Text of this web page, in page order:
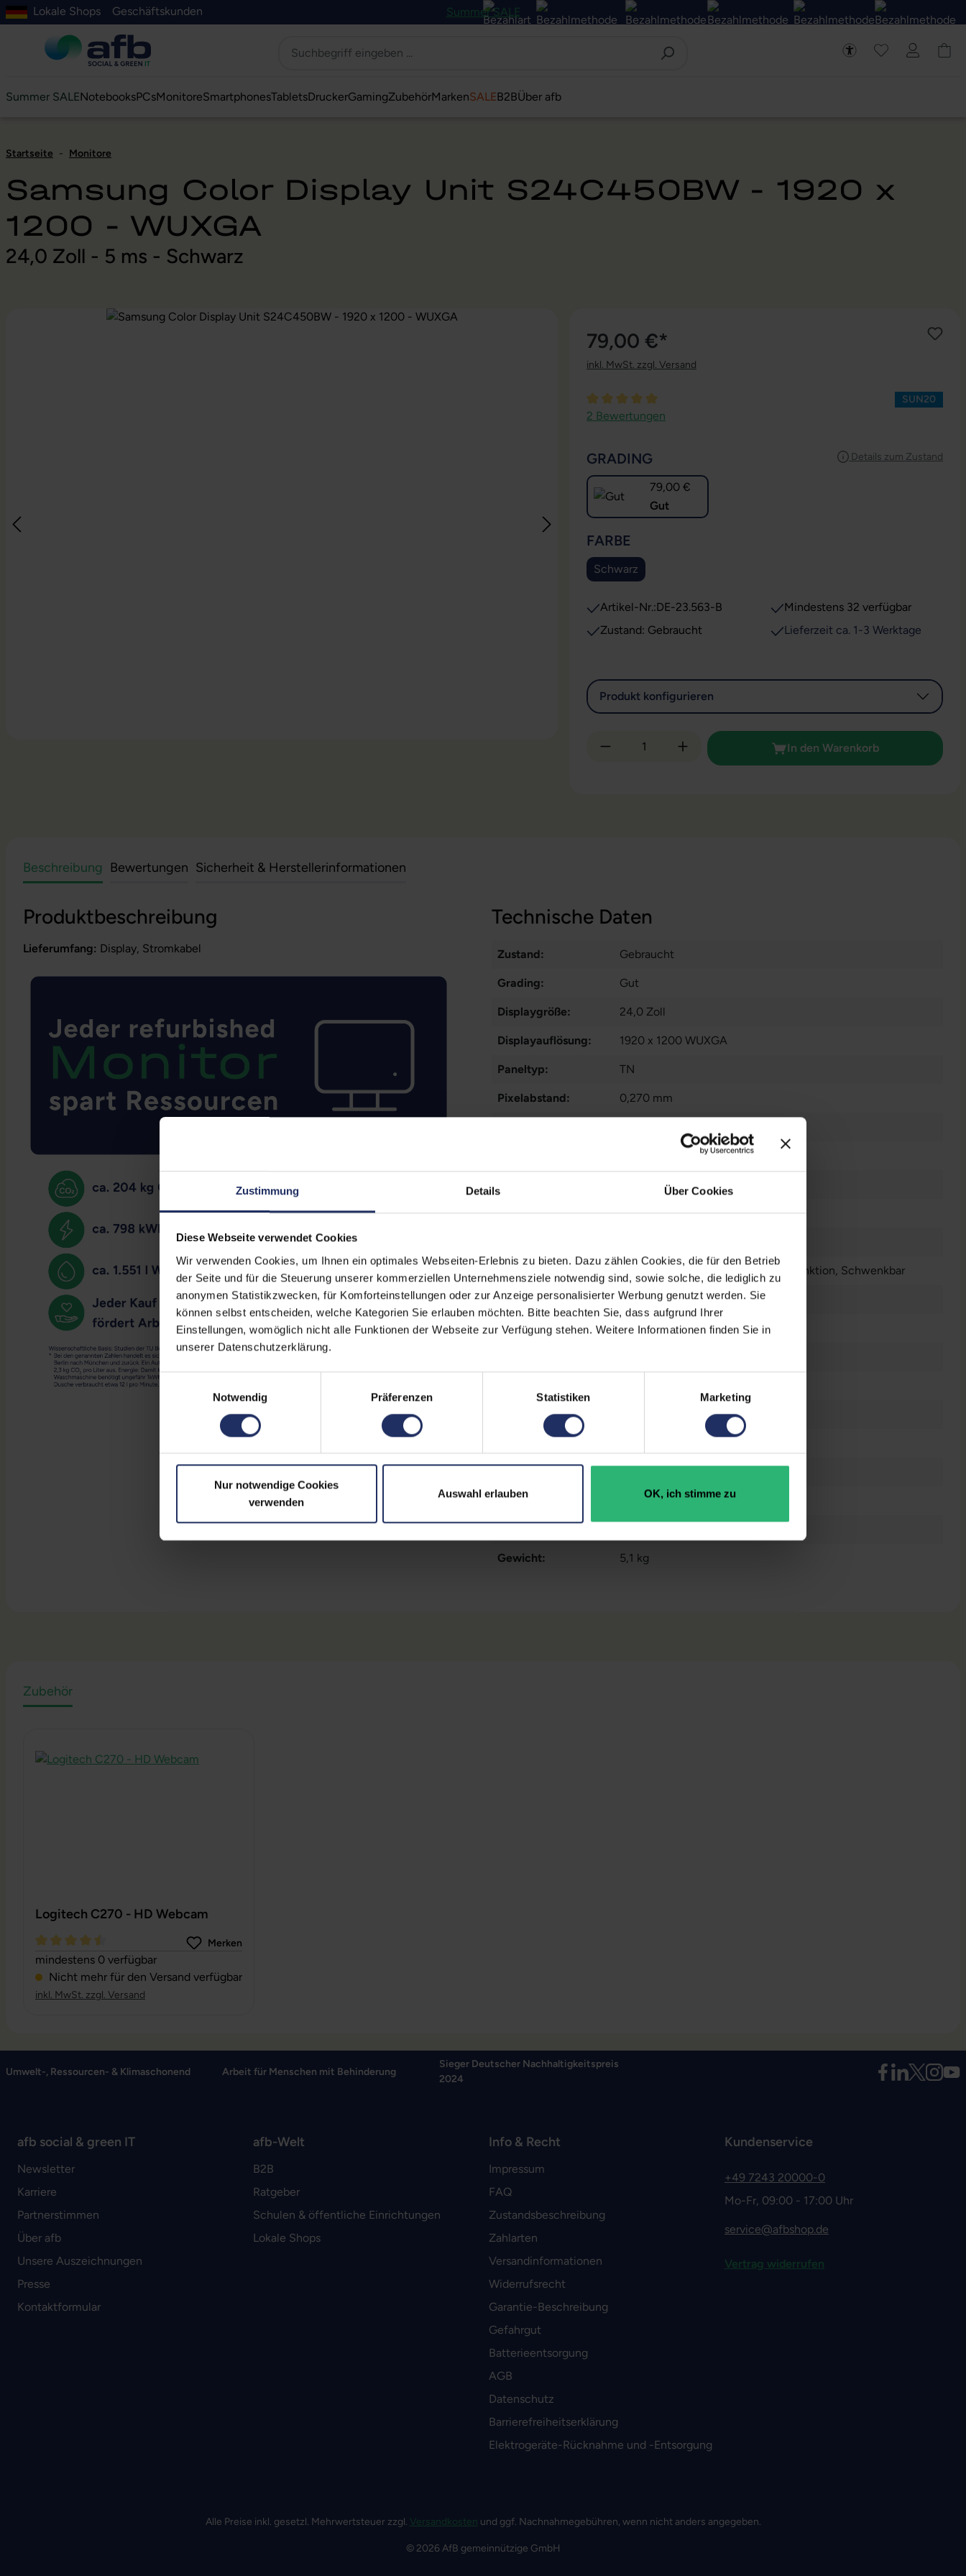
Zustimmung Details Über Cookies
Diese Webseite verwendet Cookies
Wir verwenden Cookies, um Ihnen ein optimales Webseiten-Erlebnis zu bieten. Dazu zählen Cookies, die für den Betrieb
der Seite und für die Steuerung unserer kommerziellen Unternehmensziele notwendig sind, sowie solche, die lediglich zu
anonymen Statistikzwecken, für Komforteinstellungen oder zur Anzeige personalisierter Werbung genutzt werden. Sie
können selbst entscheiden, welche Kategorien Sie erlauben möchten. Bitte beachten Sie, dass aufgrund Ihrer
Einstellungen, womöglich nicht alle Funktionen der Webseite zur Verfügung stehen. Weitere Informationen finden Sie in
unserer Datenschutzerklärung.
Notwendig
Präferenzen Statistiken Marketing
Nur notwendige Cookies
verwenden
Auswahl erlauben OK, ich stimme zu
springen
Suche springen
Zur Hauptnavigation springen
Zur Navigation der B2B-Plattform springen
Lokale Shops Geschäftskunden Summer SALE
Summer SALENotebooksPCsMonitoreSmartphonesTabletsDruckerGamingZubehörMarkenSALEB2BÜber afb
Startseite - Monitore
Samsung Color Display Unit S24C450BW - 1920 x
1200 - WUXGA
24,0 Zoll - 5 ms - Schwarz
Bildergalerie überspringen
79,00 €*
inkl. MwSt. zzgl. Versand
Durchschnittliche Bewertung von 5 von 5 Sternen
2 Bewertungen
SUN20
Details zum Zustand
GRADING
79,00 €
Gut
FARBE
Schwarz
Artikel-Nr.:DE-23.563-B
Zustand: Gebraucht
Mindestens 32 verfügbar
Lieferzeit ca. 1-3 Werktage
Produkt konfigurieren
Produkt Anzahl: Gib den gewünschten Wert ein
In den Warenkorb
Beschreibung Bewertungen Sicherheit & Herstellerinformationen
Produktbeschreibung
Lieferumfang: Display, Stromkabel
Technische Daten
Zustand: Gebraucht
Grading: Gut
Displaygröße: 24,0 Zoll
Displayauflösung: 1920 x 1200 WUXGA
Paneltyp: TN
Pixelabstand: 0,270 mm
Kontrast: 1000:1
Ergonomie: Höhenverstellbar , Neigbar , Pivot-Funktion, Schwenkbar
Schnittstellen: 1x DVI-D , 1x VGA
Farbe: Schwarz
Touchscreen:
Stromverbrauch:
GTIN/EAN: 4251922653690
Gewicht: 5,1 kg
Zubehör
Logitech C270 - HD Webcam
Durchschnittliche Bewertung von 4.56 von 5 Sternen
Merken
mindestens 0 verfügbar
Nicht mehr für den Versand verfügbar
inkl. MwSt. zzgl. Versand
Umwelt-, Ressourcen- & Klimaschonend Arbeit für Menschen mit Behinderung
Sieger Deutscher Nachhaltigkeitspreis
2024
afb social & green IT
Newsletter
Karriere
Partnerstimmen
Über afb
Unsere Auszeichnungen
Presse
Kontaktformular
afb-Welt
B2B
Ratgeber
Schulen & öffentliche Einrichtungen
Lokale Shops
Info & Recht
Impressum
FAQ
Zustandsbeschreibung
Zahlarten
Versandinformationen
Widerrufsrecht
Garantie-Beschreibung
Gefahrgut
Batterieentsorgung
AGB
Datenschutz
Barrierefreiheitserklärung
Elektrogeräte-Rücknahme und -Entsorgung
Kundenservice
+49 7243 20000-0
Mo-Fr, 09:00 - 17:00 Uhr
service@afbshop.de
Vertrag widerrufen
Alle Preise inkl. gesetzl. Mehrwertsteuer zzgl. Versandkosten und ggf. Nachnahmegebühren, wenn nicht anders angegeben.
© 2026 AfB gemeinnützige GmbH